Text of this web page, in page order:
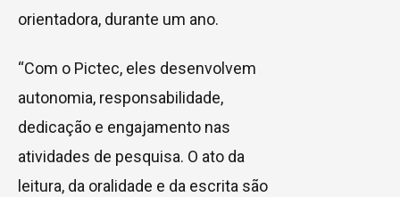
orientadora, durante um ano.
“Com o Pictec, eles desenvolvem
autonomia, responsabilidade,
dedicação e engajamento nas
atividades de pesquisa. O ato da
leitura, da oralidade e da escrita são